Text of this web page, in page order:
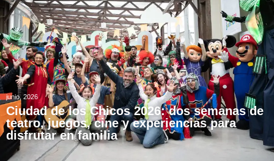
junio, 2026
Ciudad de los Chicos 2026: dos semanas de
teatro, juegos, cine y experiencias para
disfrutar en familia